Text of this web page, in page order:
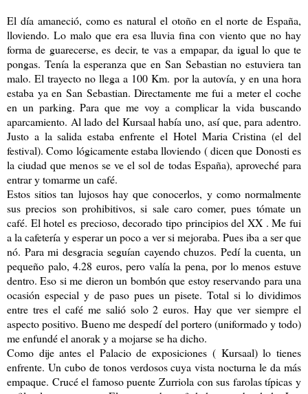
El día amaneció, como es natural el otoño en el norte de España,
lloviendo. Lo malo que era esa lluvia fina con viento que no hay
forma de guarecerse, es decir, te vas a empapar, da igual lo que te
pongas. Tenía la esperanza que en San Sebastian no estuviera tan
malo. El trayecto no llega a 100 Km. por la autovía, y en una hora
estaba ya en San Sebastian. Directamente me fui a meter el coche
en un parking. Para que me voy a complicar la vida buscando
aparcamiento. Al lado del Kursaal había uno, así que, para adentro.
Justo a la salida estaba enfrente el Hotel Maria Cristina (el del
festival). Como lógicamente estaba lloviendo ( dicen que Donosti es
la ciudad que menos se ve el sol de todas España), aproveché para
entrar y tomarme un café.
Estos sitios tan lujosos hay que conocerlos, y como normalmente
sus precios son prohibitivos, si sale caro comer, pues tómate un
café. El hotel es precioso, decorado tipo principios del XX . Me fui
a la cafetería y esperar un poco a ver si mejoraba. Pues iba a ser que
nó. Para mi desgracia seguían cayendo chuzos. Pedí la cuenta, un
pequeño palo, 4.28 euros, pero valía la pena, por lo menos estuve
dentro. Eso si me dieron un bombón que estoy reservando para una
ocasión especial y de paso pues un pisete. Total si lo dividimos
entre tres el café me salió solo 2 euros. Hay que ver siempre el
aspecto positivo. Bueno me despedí del portero (uniformado y todo)
me enfundé el anorak y a mojarse se ha dicho.
Como dije antes el Palacio de exposiciones ( Kursaal) lo tienes
enfrente. Un cubo de tonos verdosos cuya vista nocturna le da más
empaque. Crucé el famoso puente Zurriola con sus farolas típicas y